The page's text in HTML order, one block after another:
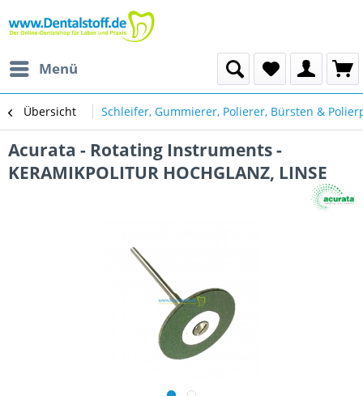
Menü
Übersicht Schleifer, Gummierer, Polierer, Bürsten &
Acurata - Rotating Instruments -
KERAMIKPOLITUR HOCHGLANZ, LINSE